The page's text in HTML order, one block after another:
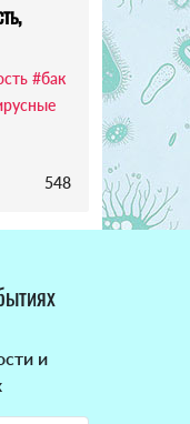
#бак
548
и